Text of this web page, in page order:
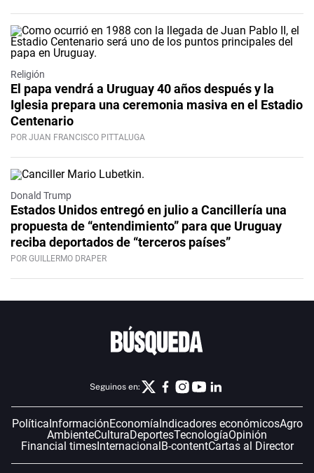
Religión
El papa vendrá a Uruguay 40 años después y la
Iglesia prepara una ceremonia masiva en el Estadio
Centenario
POR JUAN FRANCISCO PITTALUGA
Donald Trump
Estados Unidos entregó en julio a Cancillería una
propuesta de “entendimiento” para que Uruguay
reciba deportados de “terceros países”
POR GUILLERMO DRAPER
Seguinos en:
PolíticaInformaciónEconomíaIndicadores económicosAgro
AmbienteCulturaDeportesTecnologíaOpinión
Financial timesInternacionalB-contentCartas al Director